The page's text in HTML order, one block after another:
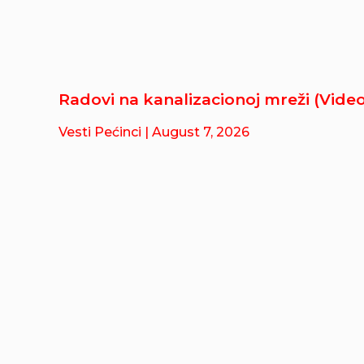
Radovi na kanalizacionoj mreži
Vesti Pećinci | August 7, 2026